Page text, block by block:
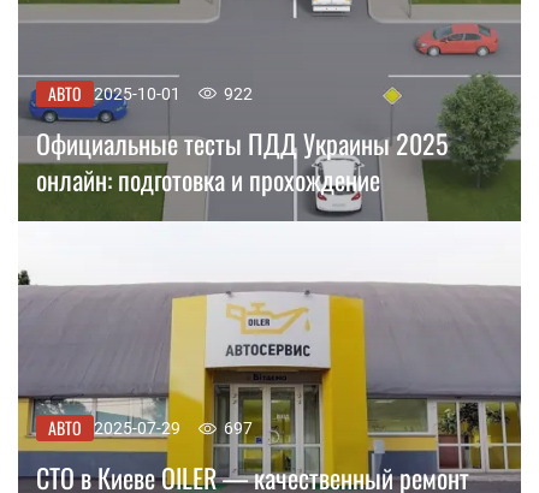
АВТО 2025-10-01 922
Официальные тесты ПДД Украины 2025
онлайн: подготовка и прохождение
АВТО 2025-07-29 697
СТО в Киеве OILER — качественный ремонт